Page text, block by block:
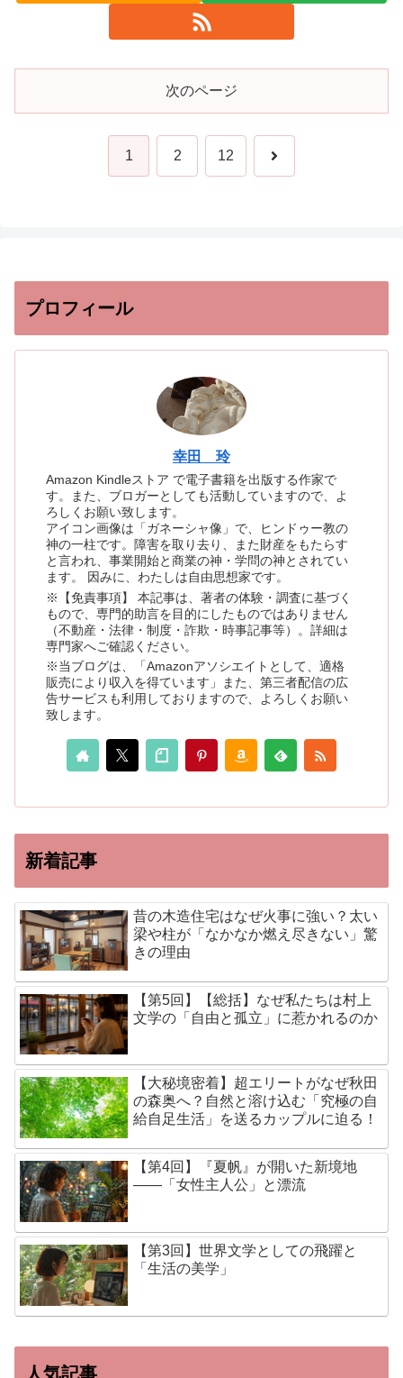
次のページ
1 2 12 次
プロフィール
幸田 玲
Amazon Kindleストア で電子書籍を出版する作家で
す。また、ブロガーとしても活動していますので、よ
ろしくお願い致します。
アイコン画像は「ガネーシャ像」で、ヒンドゥー教の
神の一柱です。障害を取り去り、また財産をもたらす
と言われ、事業開始と商業の神・学問の神とされてい
ます。 因みに、わたしは自由思想家です。
※【免責事項】 本記事は、著者の体験・調査に基づく
もので、専門的助言を目的にしたものではありません
（不動産・法律・制度・詐欺・時事記事等）。詳細は
専門家へご確認ください。
※当ブログは、「Amazonアソシエイトとして、適格
販売により収入を得ています」また、第三者配信の広
告サービスも利用しておりますので、よろしくお願い
致します。
新着記事
昔の木造住宅はなぜ火事に強い？太い
梁や柱が「なかなか燃え尽きない」驚
きの理由
【第5回】【総括】なぜ私たちは村上
文学の「自由と孤立」に惹かれるのか
【大秘境密着】超エリートがなぜ秋田
の森奥へ？自然と溶け込む「究極の自
給自足生活」を送るカップルに迫る！
【第4回】『夏帆』が開いた新境地
——「女性主人公」と漂流
【第3回】世界文学としての飛躍と
「生活の美学」
人気記事